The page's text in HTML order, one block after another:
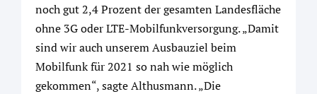
noch gut 2,4 Prozent der gesamten Landesfläche
ohne 3G oder LTE-Mobilfunkversorgung. „Damit
sind wir auch unserem Ausbauziel beim
Mobilfunk für 2021 so nah wie möglich
gekommen“, sagte Althusmann. „Die